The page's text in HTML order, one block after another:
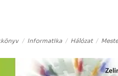
Informatika Hálózat